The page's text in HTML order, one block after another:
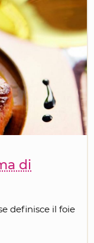
di
definisce il foie